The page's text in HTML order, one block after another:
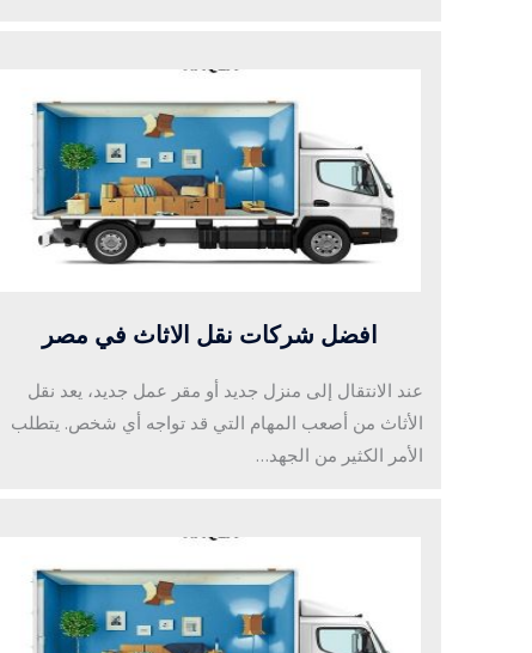
افضل شركات نقل الاثاث في مصر
عند الانتقال إلى منزل جديد أو مقر عمل جديد، يعد نقل
الأثاث من أصعب المهام التي قد تواجه أي شخص. يتطلب
الأمر الكثير من الجهد…